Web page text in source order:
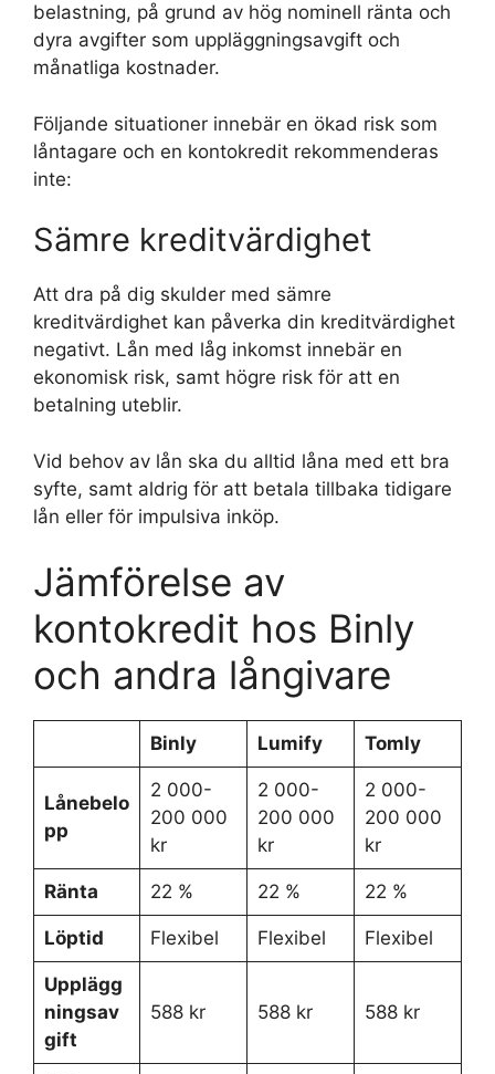
belastning, på grund av hög nominell ränta och
dyra avgifter som uppläggningsavgift och
månatliga kostnader.
Följande situationer innebär en ökad risk som
låntagare och en kontokredit rekommenderas
inte:
Sämre kreditvärdighet
Att dra på dig skulder med sämre
kreditvärdighet kan påverka din kreditvärdighet
negativt. Lån med låg inkomst innebär en
ekonomisk risk, samt högre risk för att en
betalning uteblir.
Vid behov av lån ska du alltid låna med ett bra
syfte, samt aldrig för att betala tillbaka tidigare
lån eller för impulsiva inköp.
Jämförelse av
kontokredit hos Binly
och andra långivare
Binly Lumify Tomly
Lånebelo
pp
2 000-
200 000
kr
2 000-
200 000
kr
2 000-
200 000
kr
Ränta 22 % 22 % 22 %
Löptid Flexibel Flexibel Flexibel
Upplägg
ningsav
gift
588 kr 588 kr 588 kr